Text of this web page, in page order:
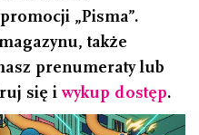
„Pisma”.
także
prenumeraty lub
się i wykup dostęp.